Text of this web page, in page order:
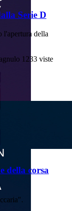
Serie D
l'apertura della
1233 viste
della corsa